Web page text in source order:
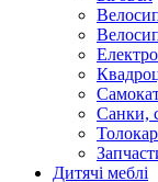
Санки,
Дитячі меблі